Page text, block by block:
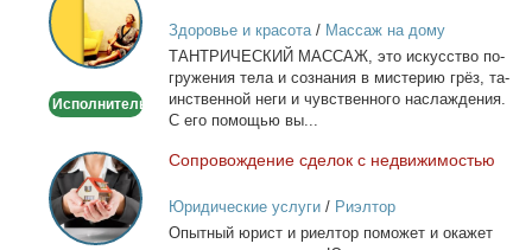
массаж
Исполнитель
Здоровье и красота/ Массаж на дому
ТАНТРИЧЕСКИЙ МАССАЖ, это ис­кус­ство по­
гру­же­ния те­ла и со­зна­ния в ми­сте­рию грёз, та­
ин­ствен­ной неги и чув­ствен­но­го на­сла­жде­ния.
С его по­мо­щью вы...
Сопровождение
сделок
с
недвижимостью
Со­про­вож­де­ние сде­лок с недви­жи­мо­стью
Юридические услуги/ Риэлтор
Опыт­ный юрист и ри­ел­тор по­мо­жет и ока­жет